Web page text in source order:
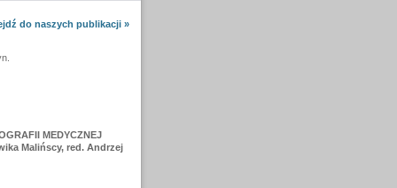
do naszych publikacji »
MEDYCZNEJ
Malińscy, red. Andrzej